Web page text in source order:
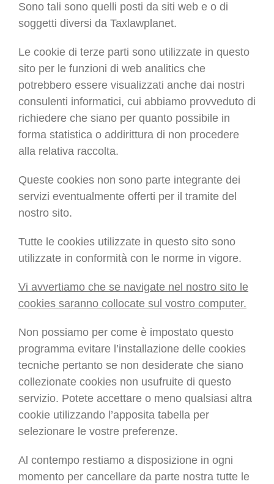
Sono tali sono quelli posti da siti web e o di
soggetti diversi da Taxlawplanet.
Le cookie di terze parti sono utilizzate in questo
sito per le funzioni di web analitics che
potrebbero essere visualizzati anche dai nostri
consulenti informatici, cui abbiamo provveduto di
richiedere che siano per quanto possibile in
forma statistica o addirittura di non procedere
alla relativa raccolta.
Queste cookies non sono parte integrante dei
servizi eventualmente offerti per il tramite del
nostro sito.
Tutte le cookies utilizzate in questo sito sono
utilizzate in conformità con le norme in vigore.
Vi avvertiamo che se navigate nel nostro sito le
cookies saranno collocate sul vostro computer.
Non possiamo per come è impostato questo
programma evitare l’installazione delle cookies
tecniche pertanto se non desiderate che siano
collezionate cookies non usufruite di questo
servizio. Potete accettare o meno qualsiasi altra
cookie utilizzando l’apposita tabella per
selezionare le vostre preferenze.
Al contempo restiamo a disposizione in ogni
momento per cancellare da parte nostra tutte le